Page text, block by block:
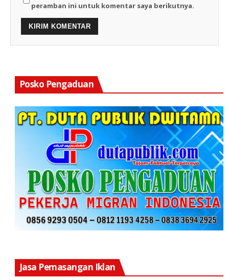
peramban ini untuk komentar saya berikutnya.
Posko Pengaduan
Jasa Pemasangan Iklan